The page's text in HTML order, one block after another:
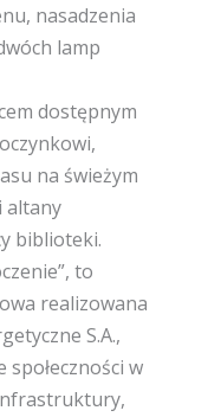
nasadzenia
lamp
dostępnym
na świeżym
altany
biblioteki.
to
realizowana
S.A.,
w